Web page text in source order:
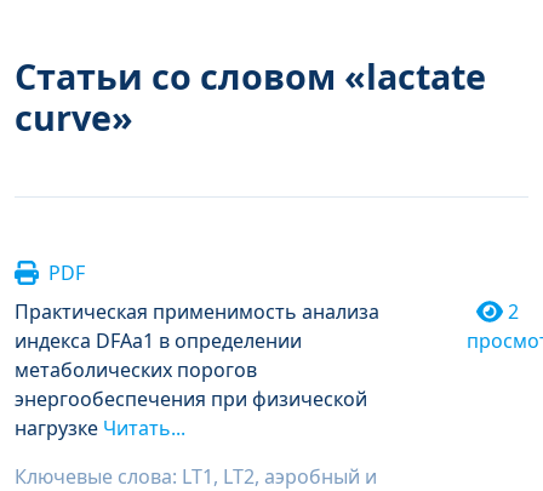
Статьи со словом «lactate
curve»
PDF
Практическая применимость анализа
индекса DFAa1 в определении
метаболических порогов
энергообеспечения при физической
нагрузке Читать...
Ключевые слова: LT1, LT2, аэробный и
2